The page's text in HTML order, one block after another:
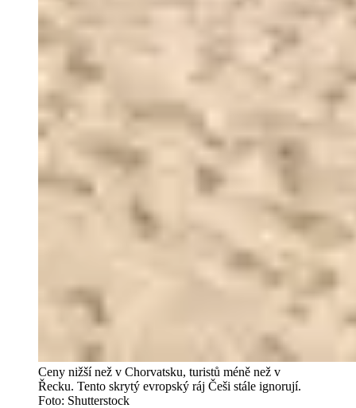
Ceny nižší než v Chorvatsku, turistů méně než v
Řecku. Tento skrytý evropský ráj Češi stále ignorují.
Foto: Shutterstock